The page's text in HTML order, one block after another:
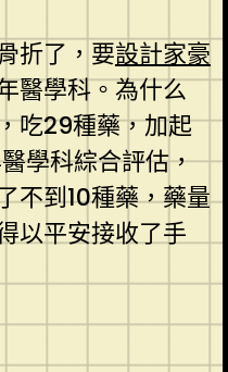
折了，要設計家豪
醫學科。為什么
吃29種藥，加起
學科綜合評估，
不到10種藥，藥量
以平安接收了手